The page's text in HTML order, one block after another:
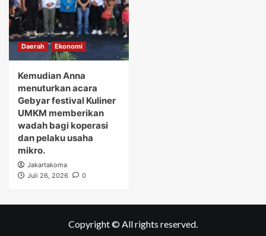
Daerah Ekonomi
Kemudian Anna
menuturkan acara
Gebyar festival Kuliner
UMKM memberikan
wadah bagi koperasi
dan pelaku usaha
mikro.
Jakartakoma
Juli 26, 2026
0
Copyright © All rights reserved.